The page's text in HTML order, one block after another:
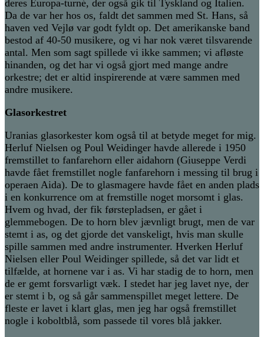
deres Europa-turné, der også gik til Tyskland og Italien.
Da de var her hos os, faldt det sammen med St. Hans, så
haven ved Vejlø var godt fyldt op. Det amerikanske band
bestod af 40-50 musikere, og vi har nok været tilsvarende
antal. Men som sagt spillede vi ikke sammen; vi afløste
hinanden, og det har vi også gjort med mange andre
orkestre; det er altid inspirerende at være sammen med
andre musikere.
Glasorkestret
Uranias glasorkester kom også til at betyde meget for mig.
Herluf Nielsen og Poul Weidinger havde allerede i 1950
fremstillet to fanfarehorn eller aidahorn (Giuseppe Verdi
havde fået fremstillet nogle fanfarehorn i messing til brug i
operaen Aida). De to glasmagere havde fået en anden plads
i en konkurrence om at fremstille noget morsomt i glas.
Hvem og hvad, der fik førstepladsen, er gået i
glemmebogen. De to horn blev jævnligt brugt, men de var
stemt i as, og det gjorde det vanskeligt, hvis man skulle
spille sammen med andre instrumenter. Hverken Herluf
Nielsen eller Poul Weidinger spillede, så det var lidt et
tilfælde, at hornene var i as. Vi har stadig de to horn, men
de er gemt forsvarligt væk. I stedet har jeg lavet nye, der
er stemt i b, og så går sammenspillet meget lettere. De
fleste er lavet i klart glas, men jeg har også fremstillet
nogle i koboltblå, som passede til vores blå jakker.